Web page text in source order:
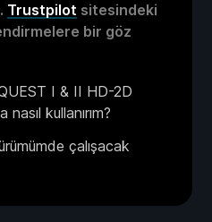
Trustpilot sitesindeki
bir göz
I & II HD-2D
kullanırım?
çalışacak